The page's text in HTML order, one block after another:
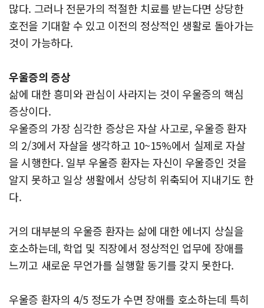
많다. 그러나 전문가의 적절한 치료를 받는다면 상당한
호전을 기대할 수 있고 이전의 정상적인 생활로 돌아가는
것이 가능하다.
우울증의 증상
삶에 대한 흥미와 관심이 사라지는 것이 우울증의 핵심
증상이다.
우울증의 가장 심각한 증상은 자살 사고로, 우울증 환자
의 2/3에서 자살을 생각하고 10~15%에서 실제로 자살
을 시행한다. 일부 우울증 환자는 자신이 우울증인 것을
알지 못하고 일상 생활에서 상당히 위축되어 지내기도 한
다.
거의 대부분의 우울증 환자는 삶에 대한 에너지 상실을
호소하는데, 학업 및 직장에서 정상적인 업무에 장애를
느끼고 새로운 무언가를 실행할 동기를 갖지 못한다.
우울증 환자의 4/5 정도가 수면 장애를 호소하는데 특히